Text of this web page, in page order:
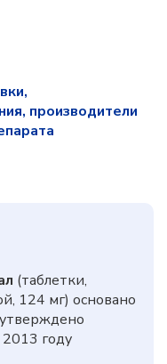
производители
(таблетки,
124 мг) основано
году